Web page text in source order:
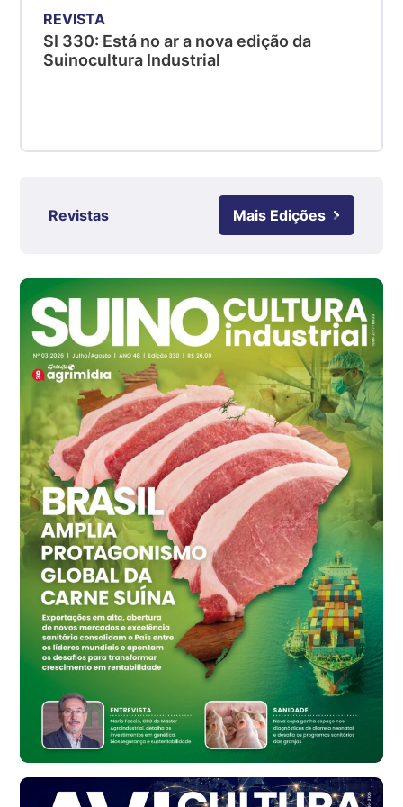
kg
Suíno - Estadual
SC
RS
cx
Ovo Branco - Regional
Branco
R$ 145,34
cx
Ovo Vermelho - Regional
Grande São Paulo (SP)
R$ 155,59
cx
Ovo Vermelho - Regional
Vermelho
R$ 159,31
cx
Ovo Branco - Regional
Bastos (SP)
R$ 134,40
cx
Ovo Vermelho - Regional
Bastos (SP)
R$ 147,87
cx
Frango - Indicador
REVISTA
SI 330: Está no ar a nova edição da
Suinocultura Industrial
Revistas Mais Edições